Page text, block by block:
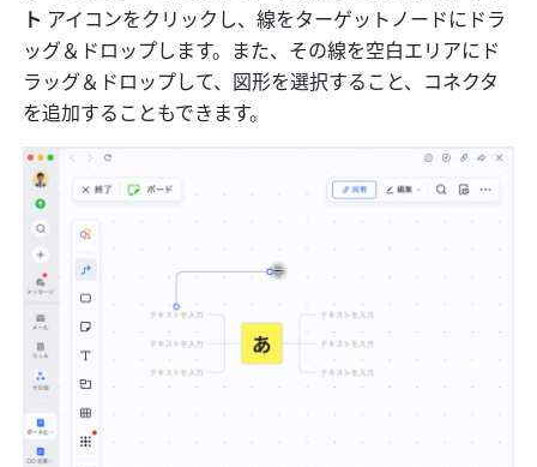
ト アイコンをクリックし、線をターゲットノードにドラ
ッグ＆ドロップします。また、その線を空白エリアにド
ラッグ＆ドロップして、図形を選択すること、コネクタ
を追加することもできます。